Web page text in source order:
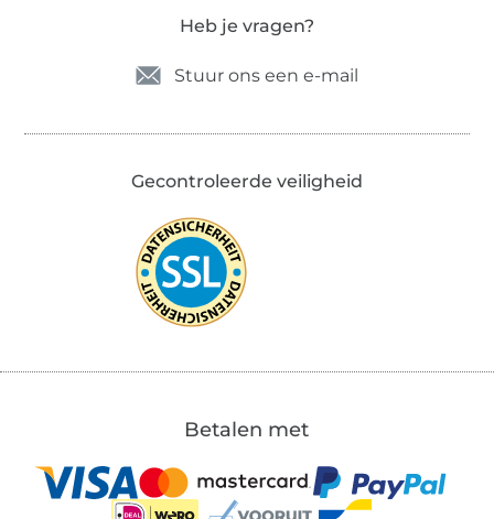
Heb je vragen?
Stuur ons een e-mail
Gecontroleerde veiligheid
Betalen met